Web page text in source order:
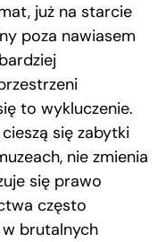
już na starcie
poza nawiasem
to wykluczenie.
się zabytki
nie zmienia
się prawo
często
brutalnych